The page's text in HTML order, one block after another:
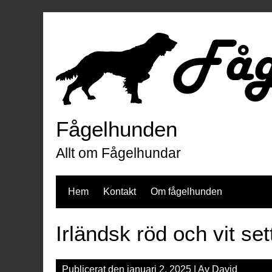
Fågelhunden
Allt om Fågelhundar
Hem Kontakt Om fågelhunden
Irländsk röd och vit
Publicerat den januari 2, 2025 | Av David